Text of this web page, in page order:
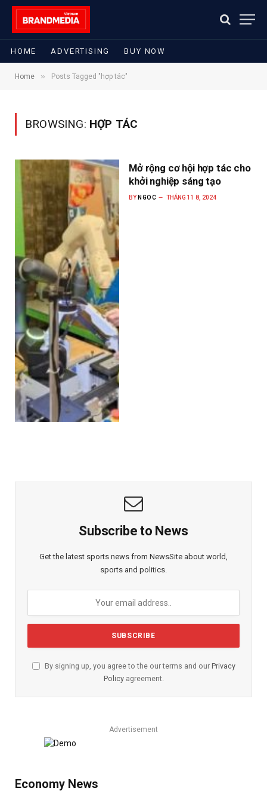
HOME ADVERTISING BUY NOW
Home » Posts Tagged "hợp tác"
BROWSING: HỢP TÁC
Mở rộng cơ hội hợp tác cho
khởi nghiệp sáng tạo
BY NGOC THÁNG 11 8, 2024
Subscribe to News
Get the latest sports news from NewsSite about world,
sports and politics.
By signing up, you agree to the our terms and our Privacy
Policyagreement.
Advertisement
Economy News